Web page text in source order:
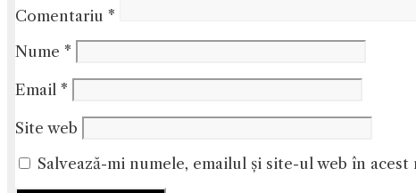
Comentariu *
Nume *
Email *
Site web
Salvează-mi numele, emailul și site-ul web în